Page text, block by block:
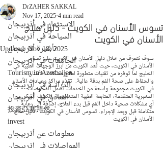
all
الاستثمار في أذربيجان
السياحة في أذربيجان
تأشيرة أذربيجان
الجامعات في أذربيجان
Tourism in Azerbaijan
الدراسة في أذربيجان
الفنادق في أذربيجان
投資亞塞拜然
invest
معلومات عن أذربيجان
تسوس الأسنان في الكويت - دليل علاج
الأسنان في الكويت
DrZAHER SAKKAL
Nov 17, 20254 min read
Updated:Nov 18, 2025
سوف نتعرف من خلال دليل الأسنان في الكويت على تسوس
الأسنان في الكويت، حيث تُعد الكويت من أبرز الوجهات الطبية في
الخليج لما توفره من تقنيات متطورة لعلاج مشكلات الأسنان
والحفاظ على صحة الفم بدقة عالية.  تقدّم مراكز وعيادات الأسنان
في الكويت مجموعة واسعة من الخدمات تشمل الفحوصات
المخبرية المتقدمة، المتابعة الطبية المتخصصة، الكشف المبكر عن
أي مشكلات صحية داخل الفم قبل بدء العلاج، إضافة إلى رعاية
متكاملة قبل وبعد الإجراء. تسوس الأسنان في الكويت - دليل علاج
الأسنان في الكويت